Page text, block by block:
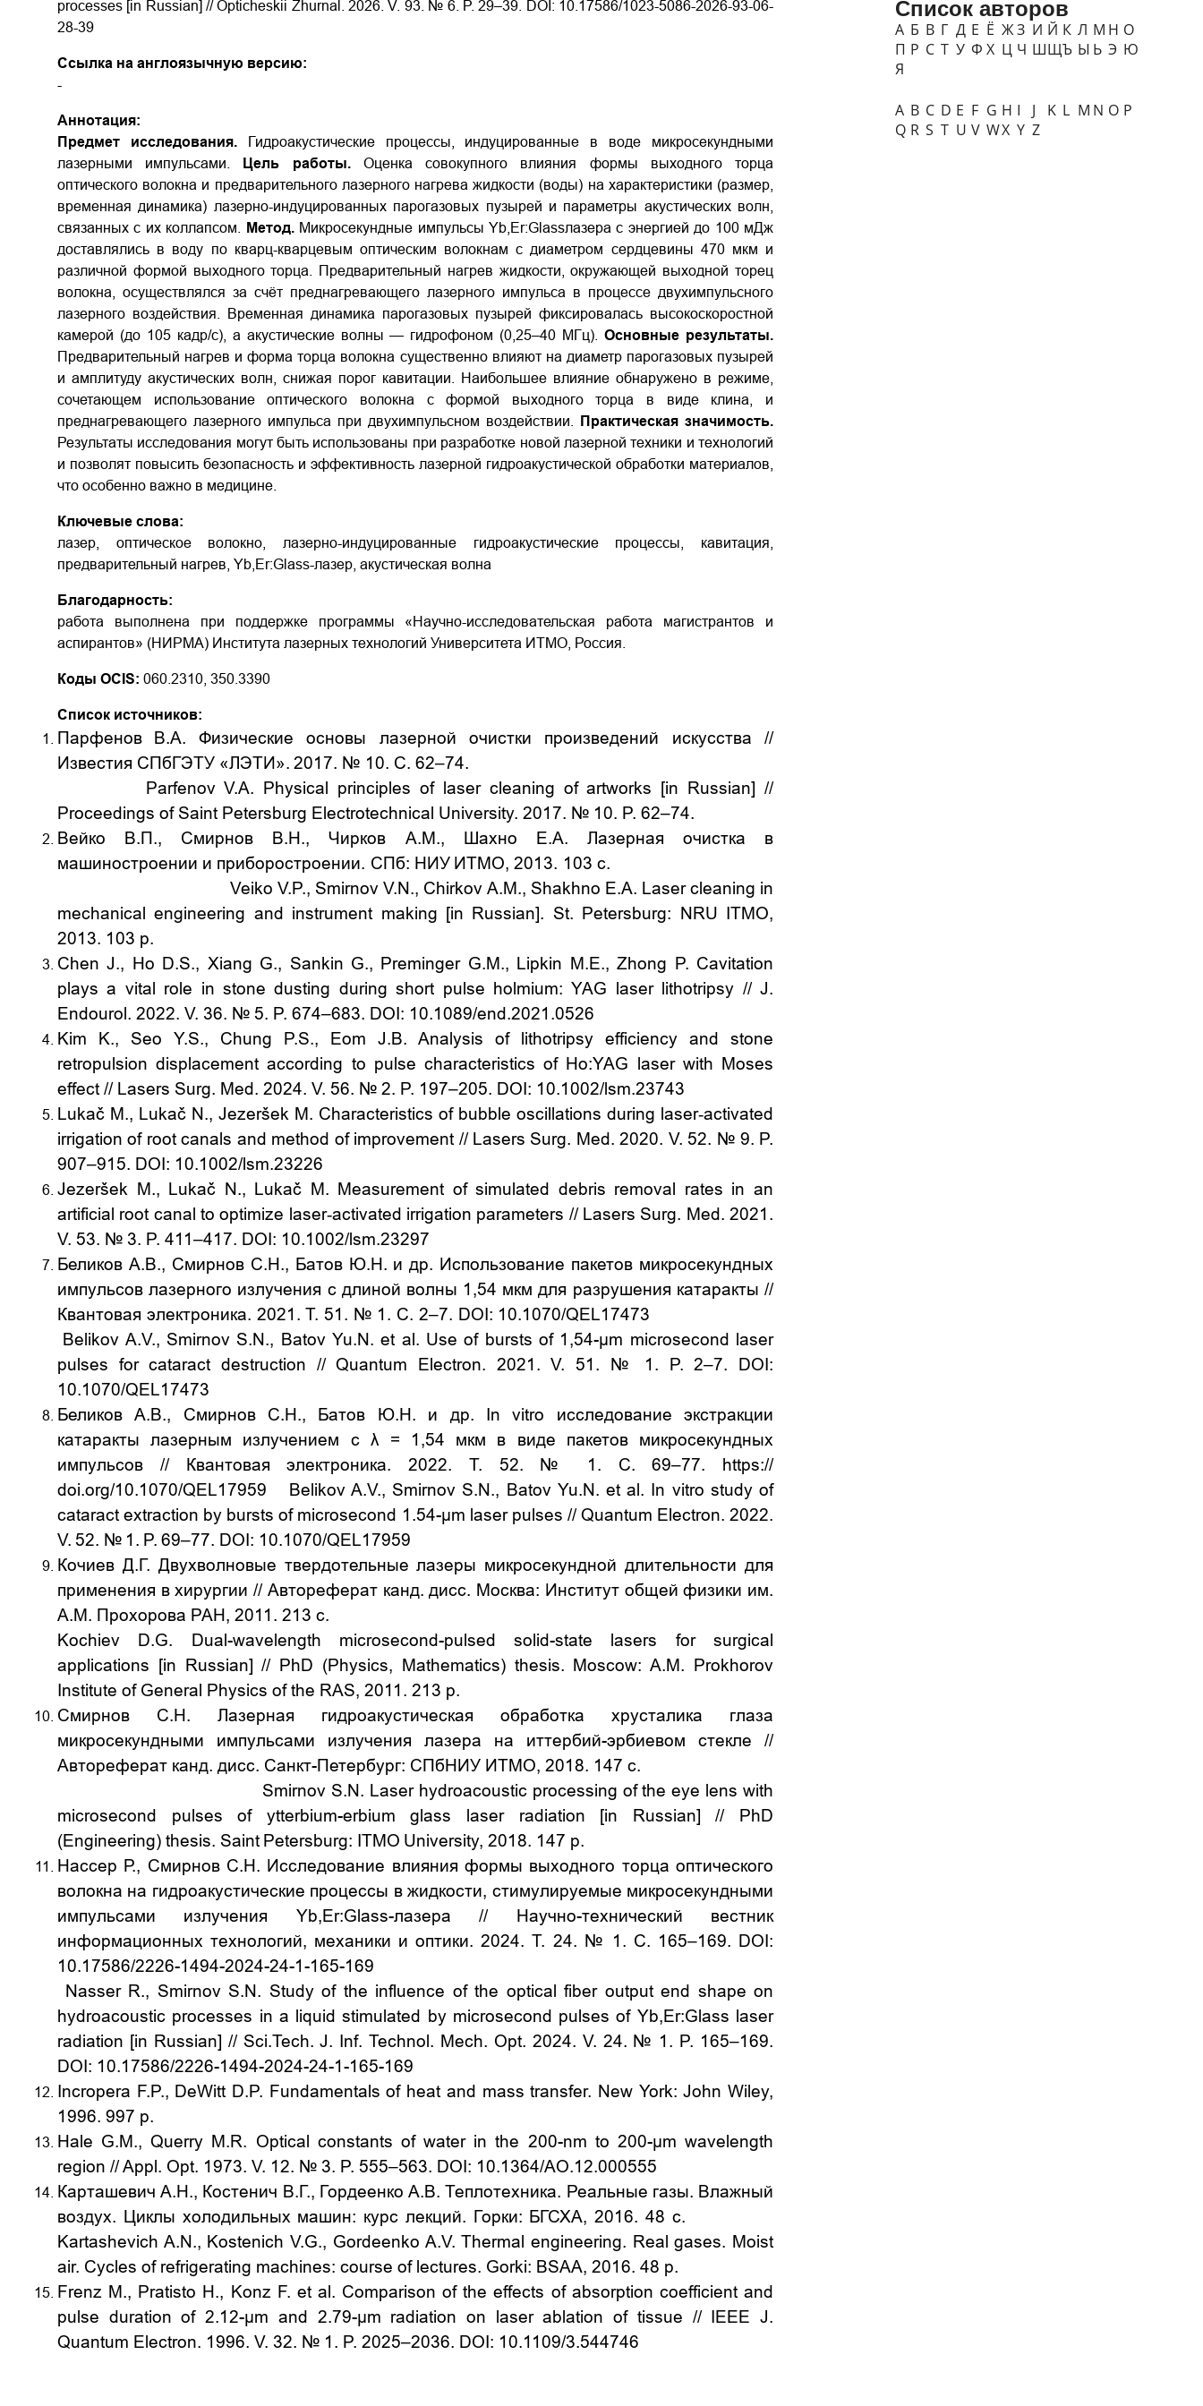
processes [in Russian] // Opticheskii Zhurnal. 2026. V. 93. № 6. P. 29–39. DOI: 10.17586/1023-5086-2026-93-06-
28-39
Ссылка на англоязычную версию:
-
Аннотация:
Предмет исследования.Гидроакустические процессы, индуцированные в воде микросекундными
лазерными импульсами.
Цель работы.Оценка совокупного влияния формы выходного торца
оптического волокна и предварительного лазерного нагрева жидкости (воды) на характеристики (размер,
временная динамика) лазерно-индуцированных парогазовых пузырей и параметры акустических волн,
связанных с их коллапсом.
Метод. Микросекундные импульсы Yb,Er:Glassлазера с энергией до 100 мДж
доставлялись в воду по кварц-кварцевым оптическим волокнам с диаметром сердцевины 470 мкм и
различной формой выходного торца. Предварительный нагрев жидкости, окружающей выходной торец
волокна, осуществлялся за счёт преднагревающего лазерного импульса в процессе двухимпульсного
лазерного воздействия. Временная динамика парогазовых пузырей фиксировалась высокоскоростной
камерой (до 105 кадр/с), а акустические волны — гидрофоном (0,25–40 МГц).Основные результаты.
Предварительный нагрев и форма торца волокна существенно влияют на диаметр парогазовых пузырей
и амплитуду акустических волн, снижая порог кавитации. Наибольшее влияние обнаружено в режиме,
сочетающем использование оптического волокна с формой выходного торца в виде клина, и
преднагревающего лазерного импульса при двухимпульсном воздействии.
Практическая значимость.
Результаты исследования могут быть использованы при разработке новой лазерной техники и технологий
и позволят повысить безопасность и эффективность лазерной гидроакустической обработки материалов,
что особенно важно в медицине.
Ключевые слова:
лазер, оптическое волокно, лазерно-индуцированные гидроакустические процессы, кавитация,
предварительный нагрев, Yb,Er:Glass-лазер, акустическая волна
Благодарность:
работа выполнена при поддержке программы «Научно-исследовательская работа магистрантов и
аспирантов» (НИРМА) Института лазерных технологий Университета ИТМО, Россия.
Коды OCIS: 060.2310, 350.3390
Список источников:
Парфенов В.А.
Физические основы лазерной очистки произведений искусства //
Известия СПбГЭТУ «ЛЭТИ». 2017. № 10. С. 62–74.
Parfenov V.A. Physical principles of laser cleaning of artworks [in Russian] //
Proceedings of Saint Petersburg Electrotechnical University. 2017. № 10. P. 62–74.
Вейко В.П., Смирнов В.Н., Чирков А.М., Шахно Е.А. Лазерная очистка в
машиностроении и приборостроении. СПб: НИУ ИТМО, 2013. 103 с.
Veiko V.P., Smirnov V.N., Chirkov A.M., Shakhno E.A. Laser cleaning in
mechanical engineering and instrument making [in Russian]. St. Petersburg: NRU ITMO,
2013. 103 p.
Chen J., Ho D.S., Xiang G., Sankin G., Preminger G.M., Lipkin M.E., Zhong P. Cavitation
plays a vital role in stone dusting during short pulse holmium: YAG laser lithotripsy // J.
Endourol. 2022. V. 36. № 5. P. 674–683. DOI: 10.1089/end.2021.0526
Kim K., Seo Y.S., Chung P.S., Eom J.B. Analysis of lithotripsy efficiency and stone
retropulsion displacement according to pulse characteristics of Ho:YAG laser with Moses
effect // Lasers Surg. Med. 2024. V. 56. № 2. P. 197–205. DOI: 10.1002/lsm.23743
Lukač M., Lukač N., Jezeršek M. Characteristics of bubble oscillations during laser‐activated
irrigation of root canals and method of improvement // Lasers Surg. Med. 2020. V. 52. № 9. P.
907–915. DOI: 10.1002/lsm.23226
Jezeršek M., Lukač N., Lukač M. Measurement of simulated debris removal rates in an
artificial root canal to optimize laser‐activated irrigation parameters // Lasers Surg. Med. 2021 .
V. 53. № 3. P. 411–417. DOI: 10.1002/lsm.23297
Беликов А.В., Смирнов С.Н., Батов Ю.Н. и др. Использование пакетов микросекундных
импульсов лазерного излучения с длиной волны 1,54 мкм для разрушения катаракты //
Квантовая электроника. 2021. Т. 51. № 1. С. 2–7. DOI: 10.1070/QEL17473
Belikov A.V., Smirnov S.N., Batov Yu.N. et al. Use of bursts of 1,54-μm microsecond laser
pulses for cataract destruction // Quantum Electron. 2021. V. 51.
№ 1. P. 2–7. DOI:
10.1070/QEL17473
Беликов А.В., Смирнов С.Н., Батов Ю.Н. и др.
In vitro исследование экстракции
катаракты лазерным излучением с λ = 1,54 мкм в виде пакетов микросекундных
импульсов // Квантовая электроника. 2022. Т. 52. № 1. С. 69–77.
https://
doi.org/10.1070/QEL17959
Belikov A.V., Smirnov S.N., Batov Yu.N. et al. In vitro study of
cataract extraction by bursts of microsecond 1.54-μm laser pulses // Quantum Electron. 2022.
V. 52. № 1. P. 69–77. DOI: 10.1070/QEL17959
Кочиев Д.Г. Двухволновые твердотельные лазеры микросекундной длительности для
применения в хирургии // Автореферат канд. дисс. Москва: Институт общей физики им.
А.М. Прохорова РАН, 2011.213с.
Kochiev D.G. Dual-wavelength microsecond-pulsed solid-state lasers for surgical
applications [in Russian] // PhD (Physics, Mathematics) thesis. Moscow: A.M. Prokhorov
Institute of General Physics of the RAS, 2011. 213 p.
Смирнов С.Н. Лазерная гидроакустическая обработка хрусталика глаза
микросекундными импульсами излучения лазера на иттербий-эрбиевом стекле //
Автореферат канд. дисс. Санкт-Петербург: СПбНИУ ИТМО, 2018. 147 с.
Smirnov S.N. Laser hydroacoustic processing of the eye lens with
microsecond pulses of ytterbium-erbium glass laser radiation
[in Russian] //
PhD
(Engineering) thesis. Saint Petersburg: ITMO University, 2018. 147 p.
Нассер Р., Смирнов С.Н. Исследование влияния формы выходного торца оптического
волокна на гидроакустические процессы в жидкости, стимулируемые микросекундными
импульсами излучения Yb,Er:Glass-лазера // Научно-технический вестник
информационных технологий, механики и оптики.2024.Т. 24. № 1. С. 165–169. DOI:
10.17586/2226-1494-2024-24-1-165-169
Nasser R., Smirnov S.N. Study of the influence of the optical fiber output end shape on
hydroacoustic processes in a liquid stimulated by microsecond pulses of Yb,Er:Glass laser
radiation [in Russian] // Sci.Tech. J. Inf. Technol. Mech. Opt. 2024. V. 24. № 1. P. 165–169.
DOI: 10.17586/2226-1494-2024-24-1-165-169
Incropera F.P., DeWitt D.P. Fundamentals of heat and mass transfer. New York: John Wiley,
1996. 997 p.
Hale G.M., Querry M.R. Optical constants of water in the 200-nm to 200-µm wavelength
region // Appl. Opt. 1973. V. 12. № 3. P. 555–563. DOI: 10.1364/AO.12.000555
Карташевич А.Н., Костенич В.Г., Гордеенко А.В. Теплотехника. Реальные газы. Влажный
воздух. Циклы холодильных машин: курс лекций. Горки: БГСХА, 2016. 48 с.
Kartashevich A.N., Kostenich V.G., Gordeenko A.V. Thermal engineering. Real gases. Moist
air. Cycles of refrigerating machines: course of lectures. Gorki: BSAA, 2016. 48 p.
Frenz M., Pratisto H., Konz F. et al. Comparison of the effects of absorption coefficient and
pulse duration of 2.12-µm and 2.79-µm radiation on laser ablation of tissue // IEEE J.
Quantum Electron. 1996. V. 32. № 1. P. 2025–2036. DOI: 10.1109/3.544746
Список авторов
А Б В Г Д Е Ё ЖЗ И Й К Л М Н О
П Р С Т У Ф Х Ц Ч ШЩЪ Ы Ь Э Ю
Я
A B C D E F G H I J K L M N O P
Q R S T U V WX Y Z